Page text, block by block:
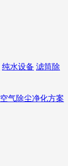
纯水设备 滤筒除
空气除尘净化方案